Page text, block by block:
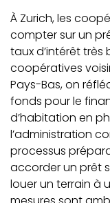
À Zurich, les
compter sur un
taux d’intérêt
coopératives
Pays-Bas, on
fonds pour le
d’habitation en
l’administration
processus
accorder un prêt
louer un terrain à